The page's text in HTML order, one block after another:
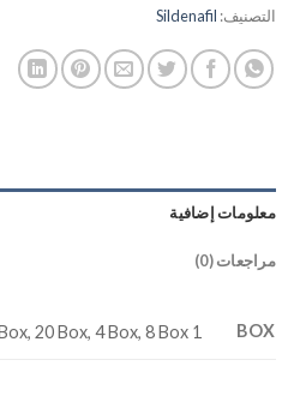
التصنيف: Sildenafil
معلومات إضافية
مراجعات (0)
BOX
1 Box, 10 Box, 2 Box, 20 Box, 4 Box, 8 Box